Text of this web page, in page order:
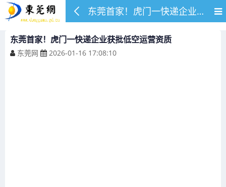
东莞首家！虎门一快递企业获批低空运营资质
东莞首家！虎门一快递企业获批低空运营资质
东莞网 2026-01-16 17:08:10